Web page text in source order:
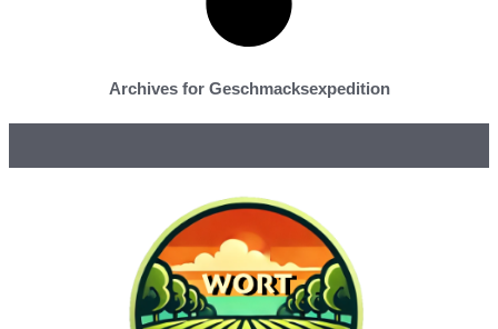
Archives for Geschmacksexpedition